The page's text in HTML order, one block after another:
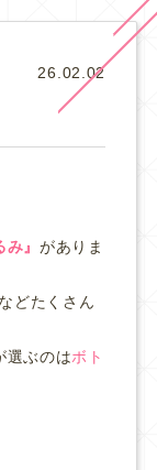
26.02.02
み』 がありま
どたくさん
選ぶのはボト